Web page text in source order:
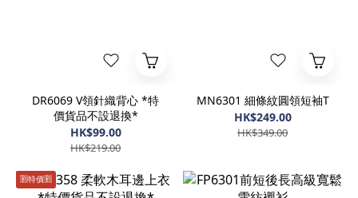
DR6069 V領針織背心 *特
價貨品不設退換*
HK$99.00
HK$219.00
MN6301 細條紋圓領短袖T
HK$249.00
HK$349.00
🈹️特價🈹️